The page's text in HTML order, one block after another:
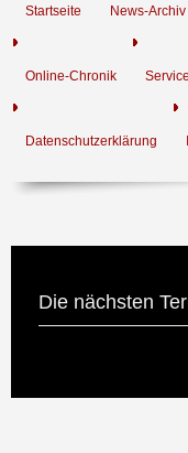
Startseite News-Archiv
Online-Chronik Service
Datenschutzerklärung
Die nächsten